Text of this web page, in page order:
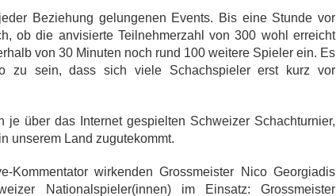
Beziehung gelungenen Events. Bis eine Stunde vor
ob die anvisierte Teilnehmerzahl von 300 wohl erreicht
von 30 Minuten noch rund 100 weitere Spieler ein. Es
zu sein, dass sich viele Schachspieler erst kurz vor
über das Internet gespielten Schweizer Schachturnier,
unserem Land zugutekommt.
Kommentator wirkenden Grossmeister Nico Georgiadis
Nationalspieler(innen) im Einsatz: Grossmeister